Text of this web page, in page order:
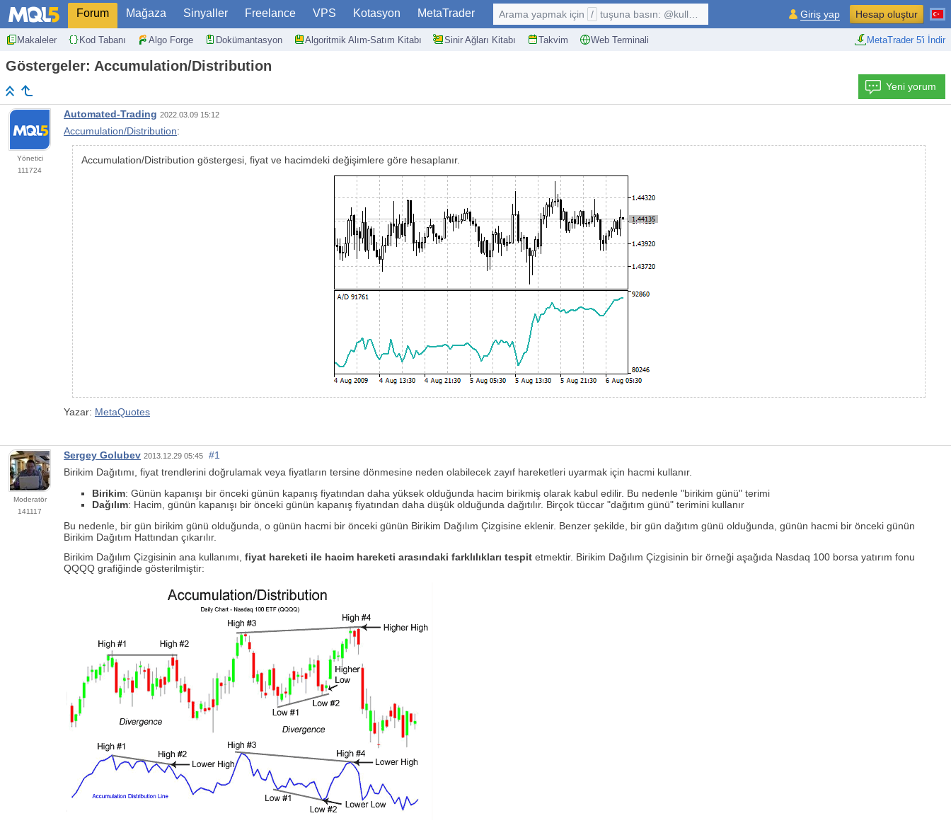
Forum Mağaza Sinyaller Freelance VPS Kotasyon MetaTrader
Makaleler Kod Tabanı Algo Forge Dokümantasyon Algoritmik Alım-Satım Kitabı Sinir Ağları Kitabı Takvim Web Terminali MetaTrader 5'i İndir
Arama yapmak için / tuşuna basın: @kullanıcı, $sembol, ... Giriş yap Hesap oluştur
Göstergeler: Accumulation/Distribution
Yeni yorum
Yönetici
111724
Automated-Trading 2022.03.09 15:12
Accumulation/Distribution:
Accumulation/Distribution göstergesi, fiyat ve hacimdeki değişimlere göre hesaplanır.
Yazar: MetaQuotes
Moderatör
141117
Sergey Golubev 2013.12.29 05:45
#1
Birikim Dağıtımı, fiyat trendlerini doğrulamak veya fiyatların tersine dönmesine neden olabilecek zayıf hareketleri uyarmak için hacmi kullanır.
Birikim: Günün kapanışı bir önceki günün kapanış fiyatından daha yüksek olduğunda hacim birikmiş olarak kabul edilir. Bu nedenle "birikim günü" terimi
Dağılım: Hacim, günün kapanışı bir önceki günün kapanış fiyatından daha düşük olduğunda dağıtılır. Birçok tüccar "dağıtım günü" terimini kullanır
Bu nedenle, bir gün birikim günü olduğunda, o günün hacmi bir önceki günün Birikim Dağılım Çizgisine eklenir. Benzer şekilde, bir gün dağıtım günü olduğunda, günün hacmi bir önceki günün
Birikim Dağıtım Hattından çıkarılır.
Birikim Dağılım Çizgisinin ana kullanımı, fiyat hareketi ile hacim hareketi arasındaki farklılıkları tespit etmektir. Birikim Dağılım Çizgisinin bir örneği aşağıda Nasdaq 100 borsa yatırım fonu
QQQQ grafiğinde gösterilmiştir: